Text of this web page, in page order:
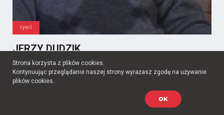
cywil
JERZY DUDZIK
Data wywiadu:2005-02-19
Formacja:-
Strona korzysta z plików cookies.
Kontynuując przeglądanie naszej strony wyrażasz zgodę na używanie
plików cookies.
OK